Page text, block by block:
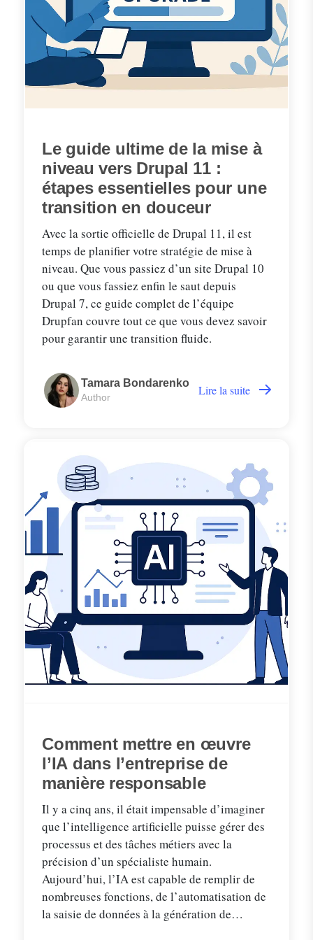
Le guide ultime de la mise à
niveau vers Drupal 11 :
étapes essentielles pour une
transition en douceur
Avec la sortie officielle de Drupal 11, il est
temps de planifier votre stratégie de mise à
niveau. Que vous passiez d’un site Drupal 10
ou que vous fassiez enfin le saut depuis
Drupal 7, ce guide complet de l’équipe
Drupfan couvre tout ce que vous devez savoir
pour garantir une transition fluide.
Tamara Bondarenko
Author Lire la suite
Comment mettre en œuvre
l’IA dans l’entreprise de
manière responsable
Il y a cinq ans, il était impensable d’imaginer
que l’intelligence artificielle puisse gérer des
processus et des tâches métiers avec la
précision d’un spécialiste humain.
Aujourd’hui, l’IA est capable de remplir de
nombreuses fonctions, de l’automatisation de
la saisie de données à la génération de